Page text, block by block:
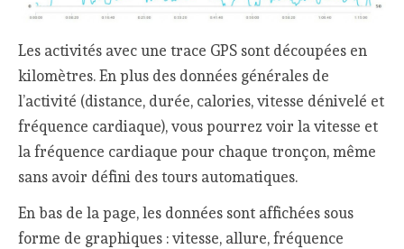
Les activités avec une trace GPS sont découpées en
kilomètres. En plus des données générales de
l’activité (distance, durée, calories, vitesse dénivelé et
fréquence cardiaque), vous pourrez voir la vitesse et
la fréquence cardiaque pour chaque tronçon, même
sans avoir défini des tours automatiques.
En bas de la page, les données sont affichées sous
forme de graphiques : vitesse, allure, fréquence